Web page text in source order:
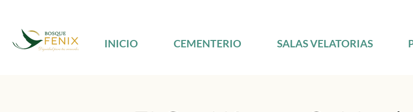
INICIO CEMENTERIO SALAS VELATORIAS